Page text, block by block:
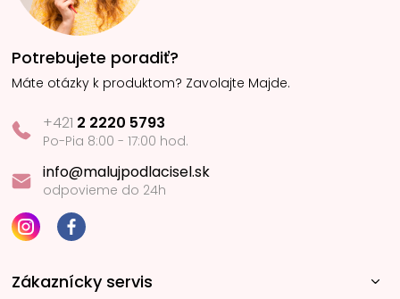
Potrebujete poradiť?
Máte otázky k produktom? Zavolajte Majde.
+421 2 2220 5793
Po-Pia 8:00 - 17:00 hod.
info@malujpodlacisel.sk
odpovieme do 24h
Zákaznícky servis